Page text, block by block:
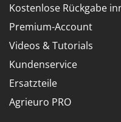
Kostenlose Rückgabe
Premium-Account
Videos & Tutorials
Kundenservice
Ersatzteile
Agrieuro PRO